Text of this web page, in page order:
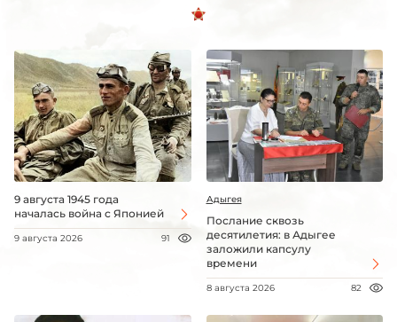
9 августа 1945 года
началась война с Японией
9 августа 2026 91
Адыгея
Послание сквозь
десятилетия: в Адыгее
заложили капсулу
времени
8 августа 2026 82